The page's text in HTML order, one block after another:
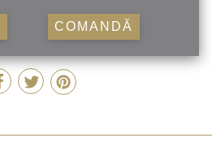
COMANDĂ